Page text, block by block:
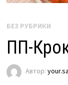
БЕЗ РУБРИКИ
ПП-
Автор: